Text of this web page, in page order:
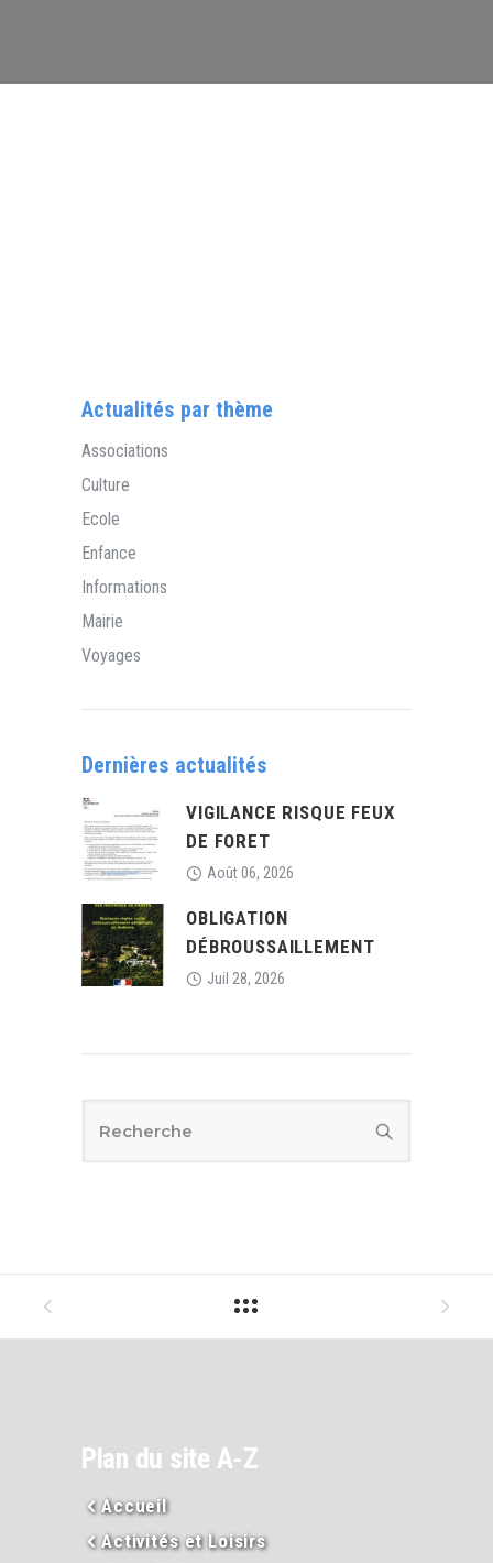
Actualités par thème
Associations
Culture
Ecole
Enfance
Informations
Mairie
Voyages
Dernières actualités
VIGILANCE RISQUE FEUX
DE FORET
Août 06, 2026
OBLIGATION
DÉBROUSSAILLEMENT
Juil 28, 2026
Plan du site A-Z
Accueil
Activités et Loisirs